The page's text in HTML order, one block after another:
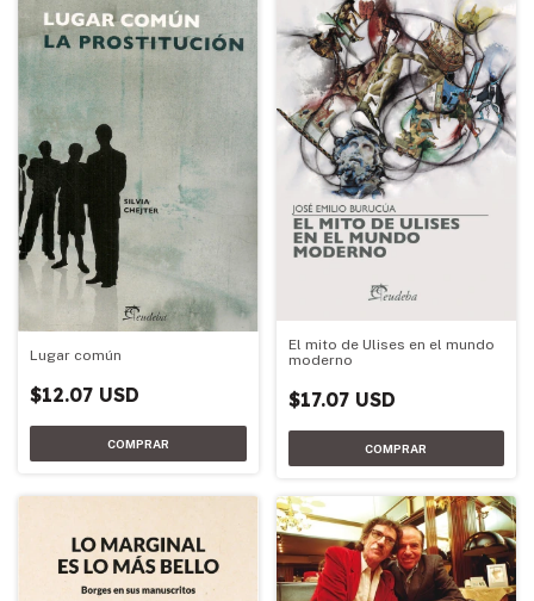
Lugar común
$12.07 USD
El mito de Ulises en el mundo
moderno
$17.07 USD